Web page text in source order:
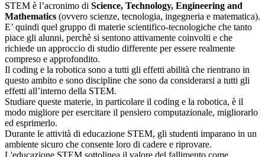
STEM è l’acronimo di Science, Technology, Engineering and
Mathematics (ovvero scienze, tecnologia, ingegneria e matematica).
E’ quindi quel gruppo di materie scientifico-tecnologiche che tanto
piace gli alunni, perchè si sentono attivamente coinvolti e che
richiede un approccio di studio differente per essere realmente
compreso e approfondito.
Il coding e la robotica sono a tutti gli effetti abilità che rientrano in
questo ambito e sono discipline che sono da considerarsi a tutti gli
effetti all’interno della STEM.
Studiare queste materie, in particolare il coding e la robotica, è il
modo migliore per esercitare il pensiero computazionale, migliorarlo
ed esprimerlo.
Durante le attività di educazione STEM, gli studenti imparano in un
ambiente sicuro che consente loro di cadere e riprovare.